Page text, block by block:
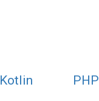
Kotlin PHP